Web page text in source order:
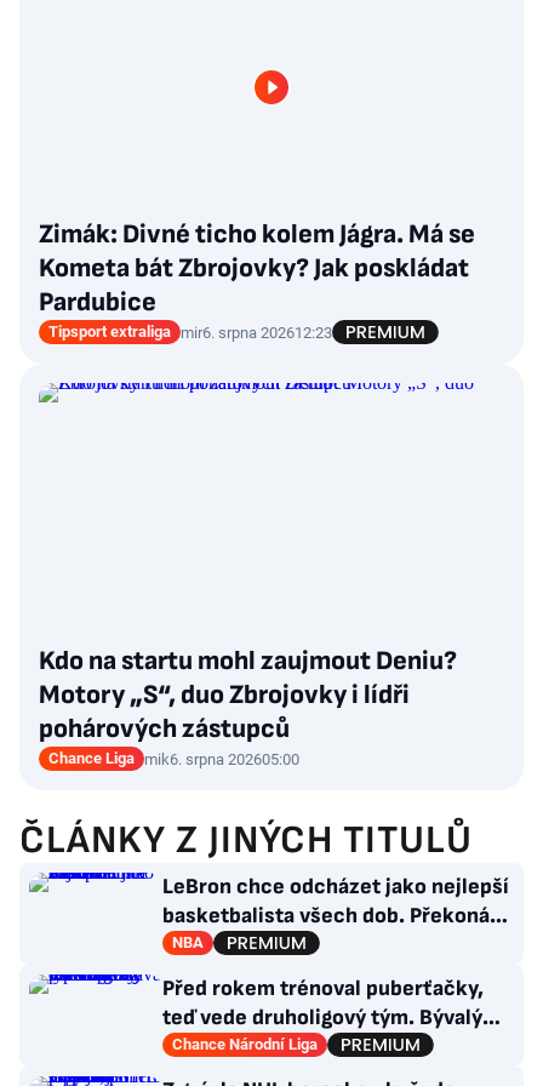
Zimák: Divné ticho kolem Jágra. Má se
Kometa bát Zbrojovky? Jak poskládat
Pardubice
Tipsport extraliga mir6. srpna 202612:23
Kdo na startu mohl zaujmout Deniu?
Motory „S“, duo Zbrojovky i lídři
pohárových zástupců
Chance Liga mik6. srpna 202605:00
ČLÁNKY Z JINÝCH TITULŮ
LeBron chce odcházet jako nejlepší
basketbalista všech dob. Překoná
Jordana?
NBA
Před rokem trénoval puberťačky,
teď vede druholigový tým. Bývalý
reportér zažívá raketový vzestup
Chance Národní Liga